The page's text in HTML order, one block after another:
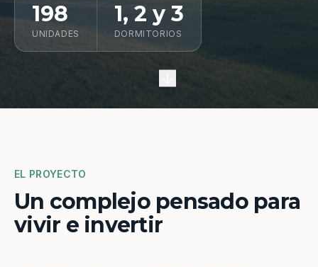
198
UNIDADES
1, 2 y 3
DORMITORIOS
EL PROYECTO
Un complejo pensado para
vivir e invertir